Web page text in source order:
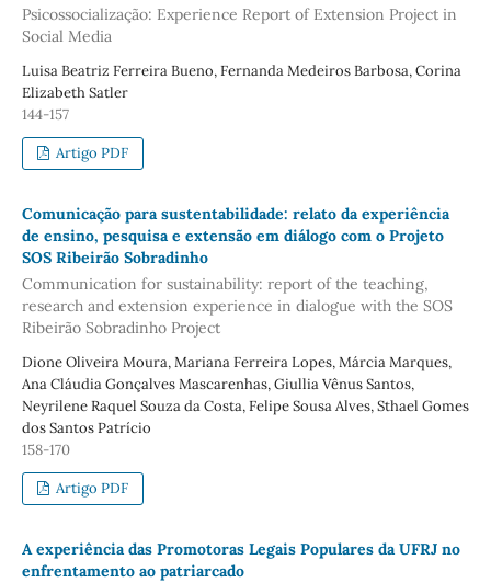
Psicossocialização: Experience Report of Extension Project in
Social Media
Luisa Beatriz Ferreira Bueno, Fernanda Medeiros Barbosa, Corina
Elizabeth Satler
144-157
Artigo PDF
Comunicação para sustentabilidade: relato da experiência
de ensino, pesquisa e extensão em diálogo com o Projeto
SOS Ribeirão Sobradinho
Communication for sustainability: report of the teaching,
research and extension experience in dialogue with the SOS
Ribeirão Sobradinho Project
Dione Oliveira Moura, Mariana Ferreira Lopes, Márcia Marques,
Ana Cláudia Gonçalves Mascarenhas, Giullia Vênus Santos,
Neyrilene Raquel Souza da Costa, Felipe Sousa Alves, Sthael Gomes
dos Santos Patrício
158-170
Artigo PDF
A experiência das Promotoras Legais Populares da UFRJ no
enfrentamento ao patriarcado